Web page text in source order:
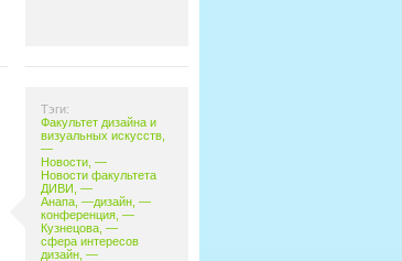
Тэги:
Факультет дизайна и
визуальных искусств,
—
Новости, —
Новости факультета
ДИВИ , —
Анапа, —дизайн, —
конференция, —
Кузнецова, —
сфера интересов
дизайн, —